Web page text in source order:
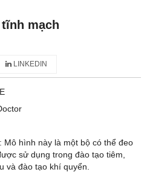
mạch
LINKEDIN
hình này là một bộ có thể đeo
sử dụng trong đào tạo tiêm,
và đào tạo khí quyển.